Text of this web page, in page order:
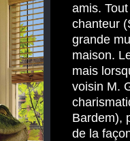
amis.
chanteur
grande
maison.
mais
voisin M.
Bardem),
de la